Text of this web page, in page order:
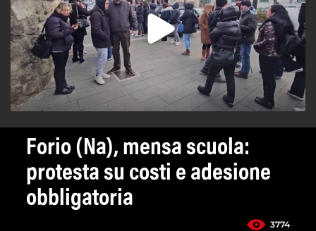
Forio (Na), mensa scuola:
protesta su costi e adesione
obbligatoria
3774